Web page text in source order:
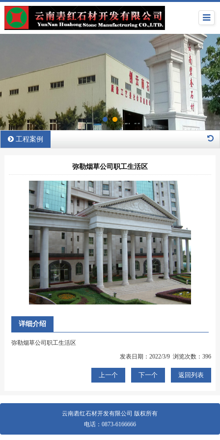
工程案例
弥勒烟草公司职工生活区
详细介绍
弥勒烟草公司职工生活区
发表日期：2022/3/9 浏览次数：396
上一个 下一个 返回列表
云南砉红石材开发有限公司 版权所有
电话： 0873-6166666